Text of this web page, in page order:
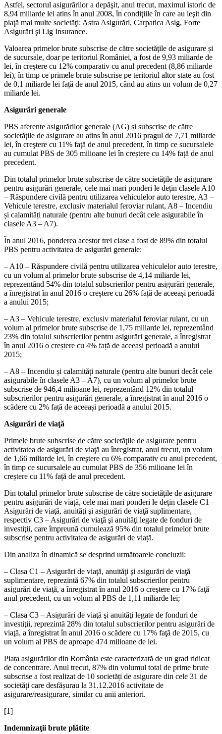
Astfel, sectorul asigurărilor a depăşit, anul trecut, maximul istoric de
8,94 miliarde lei atins în anul 2008, în condiţiile în care au ieşit din
piaţă mai multe societăţi: Astra Asigurări, Carpatica Asig, Forte
Asigurări şi Lig Insurance.
Valoarea primelor brute subscrise de către societăţile de asigurare și
de sucursale, doar pe teritoriul României, a fost de 9,93 miliarde de
lei, în creştere cu 12% comparativ cu anul precedent (8,86 miliarde
lei), în timp ce primele brute subscrise pe teritoriul altor state au fost
de 0,1 miliarde lei față de anul 2015, când au atins un volum de 0,27
miliarde lei.
Asigurări generale
PBS aferente asigurărilor generale (AG) și subscrise de către
societăţile de asigurare au atins în anul 2016 pragul de 7,71 miliarde
lei, în creştere cu 11% faţă de anul precedent, în timp ce sucursalele
au cumulat PBS de 305 milioane lei în creștere cu 14% față de anul
precedent.
Din totalul primelor brute subscrise de către societățile de asigurare
pentru asigurări generale, cele mai mari ponderi le dețin clasele A10
– Răspundere civilă pentru utilizarea vehiculelor auto terestre, A3 –
Vehicule terestre, exclusiv materialul feroviar rulant, A8 – Incendiu
și calamități naturale (pentru alte bunuri decât cele asigurabile în
clasele A3 – A7).
În anul 2016, ponderea acestor trei clase a fost de 89% din totalul
PBS pentru activitatea de asigurări generale:
– A10 – Răspundere civilă pentru utilizarea vehiculelor auto terestre,
cu un volum al primelor brute subscrise de 4,14 miliarde lei,
reprezentând 54% din totalul subscrierilor pentru asigurări generale,
a înregistrat în anul 2016 o creștere cu 26% față de aceeași perioadă
a anului 2015;
– A3 – Vehicule terestre, exclusiv materialul feroviar rulant, cu un
volum al primelor brute subscrise de 1,75 miliarde lei, reprezentând
23% din totalul subscrierilor pentru asigurări generale, a înregistrat
în anul 2016 o creștere cu 4% față de aceeași perioadă a anului
2015;
– A8 – Incendiu și calamități naturale (pentru alte bunuri decât cele
asigurabile în clasele A3 – A7), cu un volum al primelor brute
subscrise de 946,4 milioane lei, reprezentând 12% din totalul
subscrierilor pentru asigurări generale, a înregistrat în anul 2016 o
scădere cu 2% față de aceeași perioadă a anului 2015.
Asigurări de viaţă
Primele brute subscrise de către societăţile de asigurare pentru
activitatea de asigurări de viaţă au înregistrat, anul trecut, un volum
de 1,66 miliarde lei, în creştere cu 6% comparativ cu anul precedent,
în timp ce sucursalele au cumulat PBS de 356 milioane lei în
creștere cu 11% față de anul precedent.
Din totalul primelor brute subscrise de către societățile de asigurare
pentru asigurări de viață, cele mai mari ponderi le dețin clasele C1 –
Asigurări de viaţă, anuităţi şi asigurări de viaţă suplimentare,
respectiv C3 – Asigurări de viaţă şi anuităţi legate de fonduri de
investiţii, care împreună cumulează 95% din totalul primelor brute
subscrise pentru activitatea de asigurări de viață.
Din analiza în dinamică se desprind următoarele concluzii:
– Clasa C1 – Asigurări de viaţă, anuităţi şi asigurări de viaţă
suplimentare, reprezintă 67% din totalul subscrierilor pentru
asigurări de viaţă, a înregistrat în anul 2016 o creştere cu 17% faţă
anul precedent, cu un volum al PBS de 1,11 miliarde lei;
– Clasa C3 – Asigurări de viaţă şi anuităţi legate de fonduri de
investiţii, reprezintă 28% din totalul subscrierilor pentru asigurări de
viaţă, a înregistrat în anul 2016 o scădere cu 17% faţă de 2015, cu
un volum al PBS de aproape 474 milioane de lei.
Piața asigurărilor din România este caracterizată de un grad ridicat
de concentrare. Anul trecut, 87% din volumul total de prime brute
subscrise a fost realizat de 10 societăți de asigurare din cele 31 de
societăți care desfășurau la 31.12.2016 activitate de
asigurare/reasigurare, similar cu anii anteriori.
[1]
Indemnizaţii brute plătite